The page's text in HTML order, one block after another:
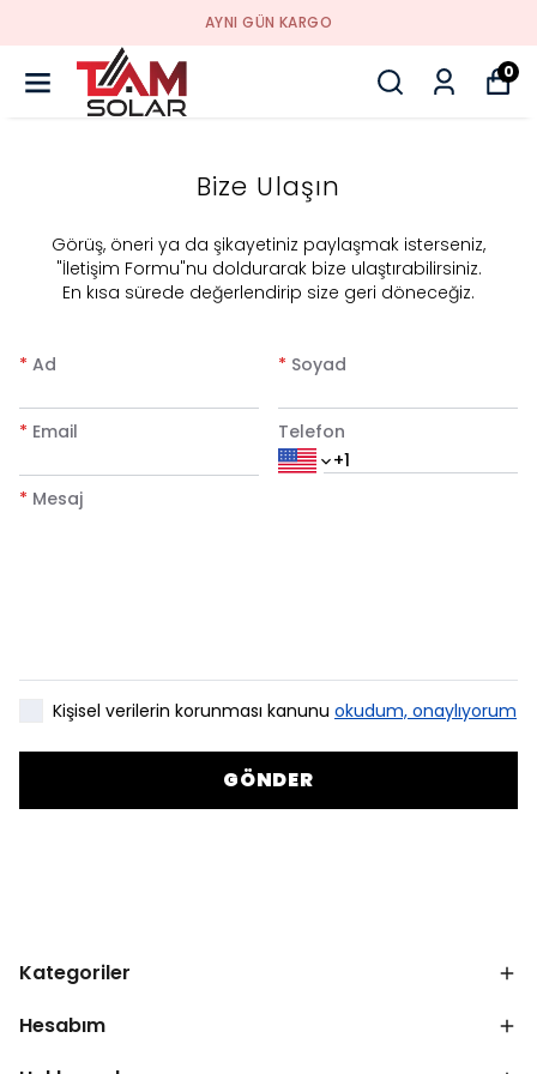
AYNI GÜN KARGO
0
Bize Ulaşın
​Görüş, öneri ya da şikayetiniz paylaşmak isterseniz,
"İletişim Formu"nu doldurarak bize ulaştırabilirsiniz.
En kısa sürede değerlendirip size geri döneceğiz.
* Ad * Soyad
* Email Telefon
* Mesaj
Kişisel verilerin korunması kanunu okudum, onaylıyorum
GÖNDER
Kategoriler
Hesabım